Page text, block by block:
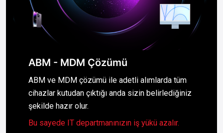
ABM - MDM Çözümü
ABM ve MDM çözümü ile adetli alımlarda tüm
cihazlar kutudan çıktığı anda sizin belirlediğiniz
şekilde hazır olur.
Bu sayede IT departmanınızın iş yükü azalır.